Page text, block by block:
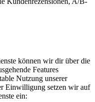
können wir dir über die
Features
Nutzung unserer
Einwilligung setzen wir auf
ein: